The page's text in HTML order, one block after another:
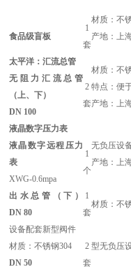
食品级盲板
1
套
材质：不
产地： 上
太平洋 ：汇流总管
无阻力汇流总管
（上、下）
DN 100
2
套
材质：不
特点：便
产地： 上
液晶数字压力表
液晶数字远程压力
表
XWG-0.6mpa
1
个
无负压设
产地： 上
出水总管（下）
DN 80
1
套
材质：不
设备配套新型阀件
材质：不锈钢304
DN 50
2
套
型无负压